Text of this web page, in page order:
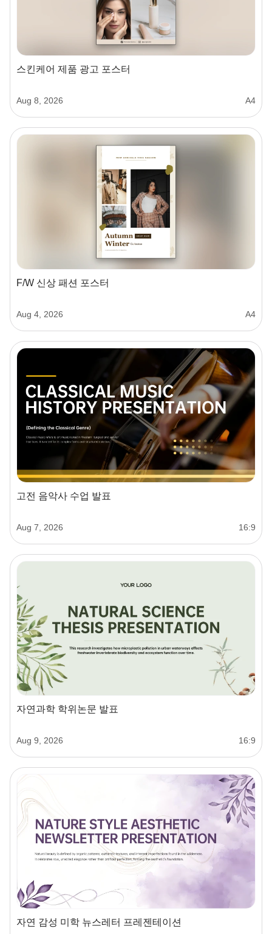
스킨케어 제품 광고 포스터
Aug 8, 2026 A4
F/W 신상 패션 포스터
Aug 4, 2026 A4
고전 음악사 수업 발표
Aug 7, 2026 16:9
자연과학 학위논문 발표
Aug 9, 2026 16:9
자연 감성 미학 뉴스레터 프레젠테이션